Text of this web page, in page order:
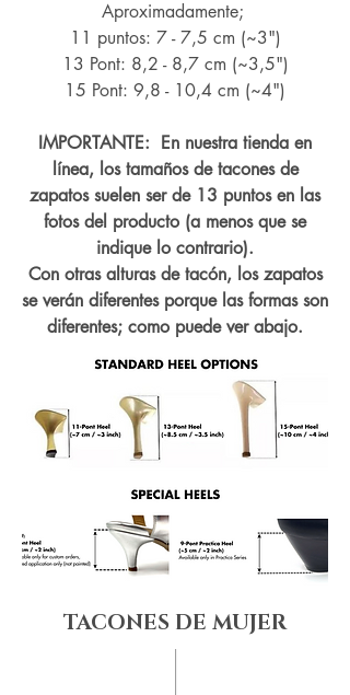
Aproximadamente;
11 puntos: 7 - 7,5 cm (~3")
13 Pont: 8,2 - 8,7 cm (~3,5")
15 Pont: 9,8 - 10,4 cm (~4")
IMPORTANTE: En nuestra tienda en
línea, los tamaños de tacones de
zapatos suelen ser de 13 puntos en las
fotos del producto (a menos que se
indique lo contrario).
Con otras alturas de tacón, los zapatos
se verán diferentes porque las formas son
diferentes; como puede ver abajo.
TACONES DE MUJER